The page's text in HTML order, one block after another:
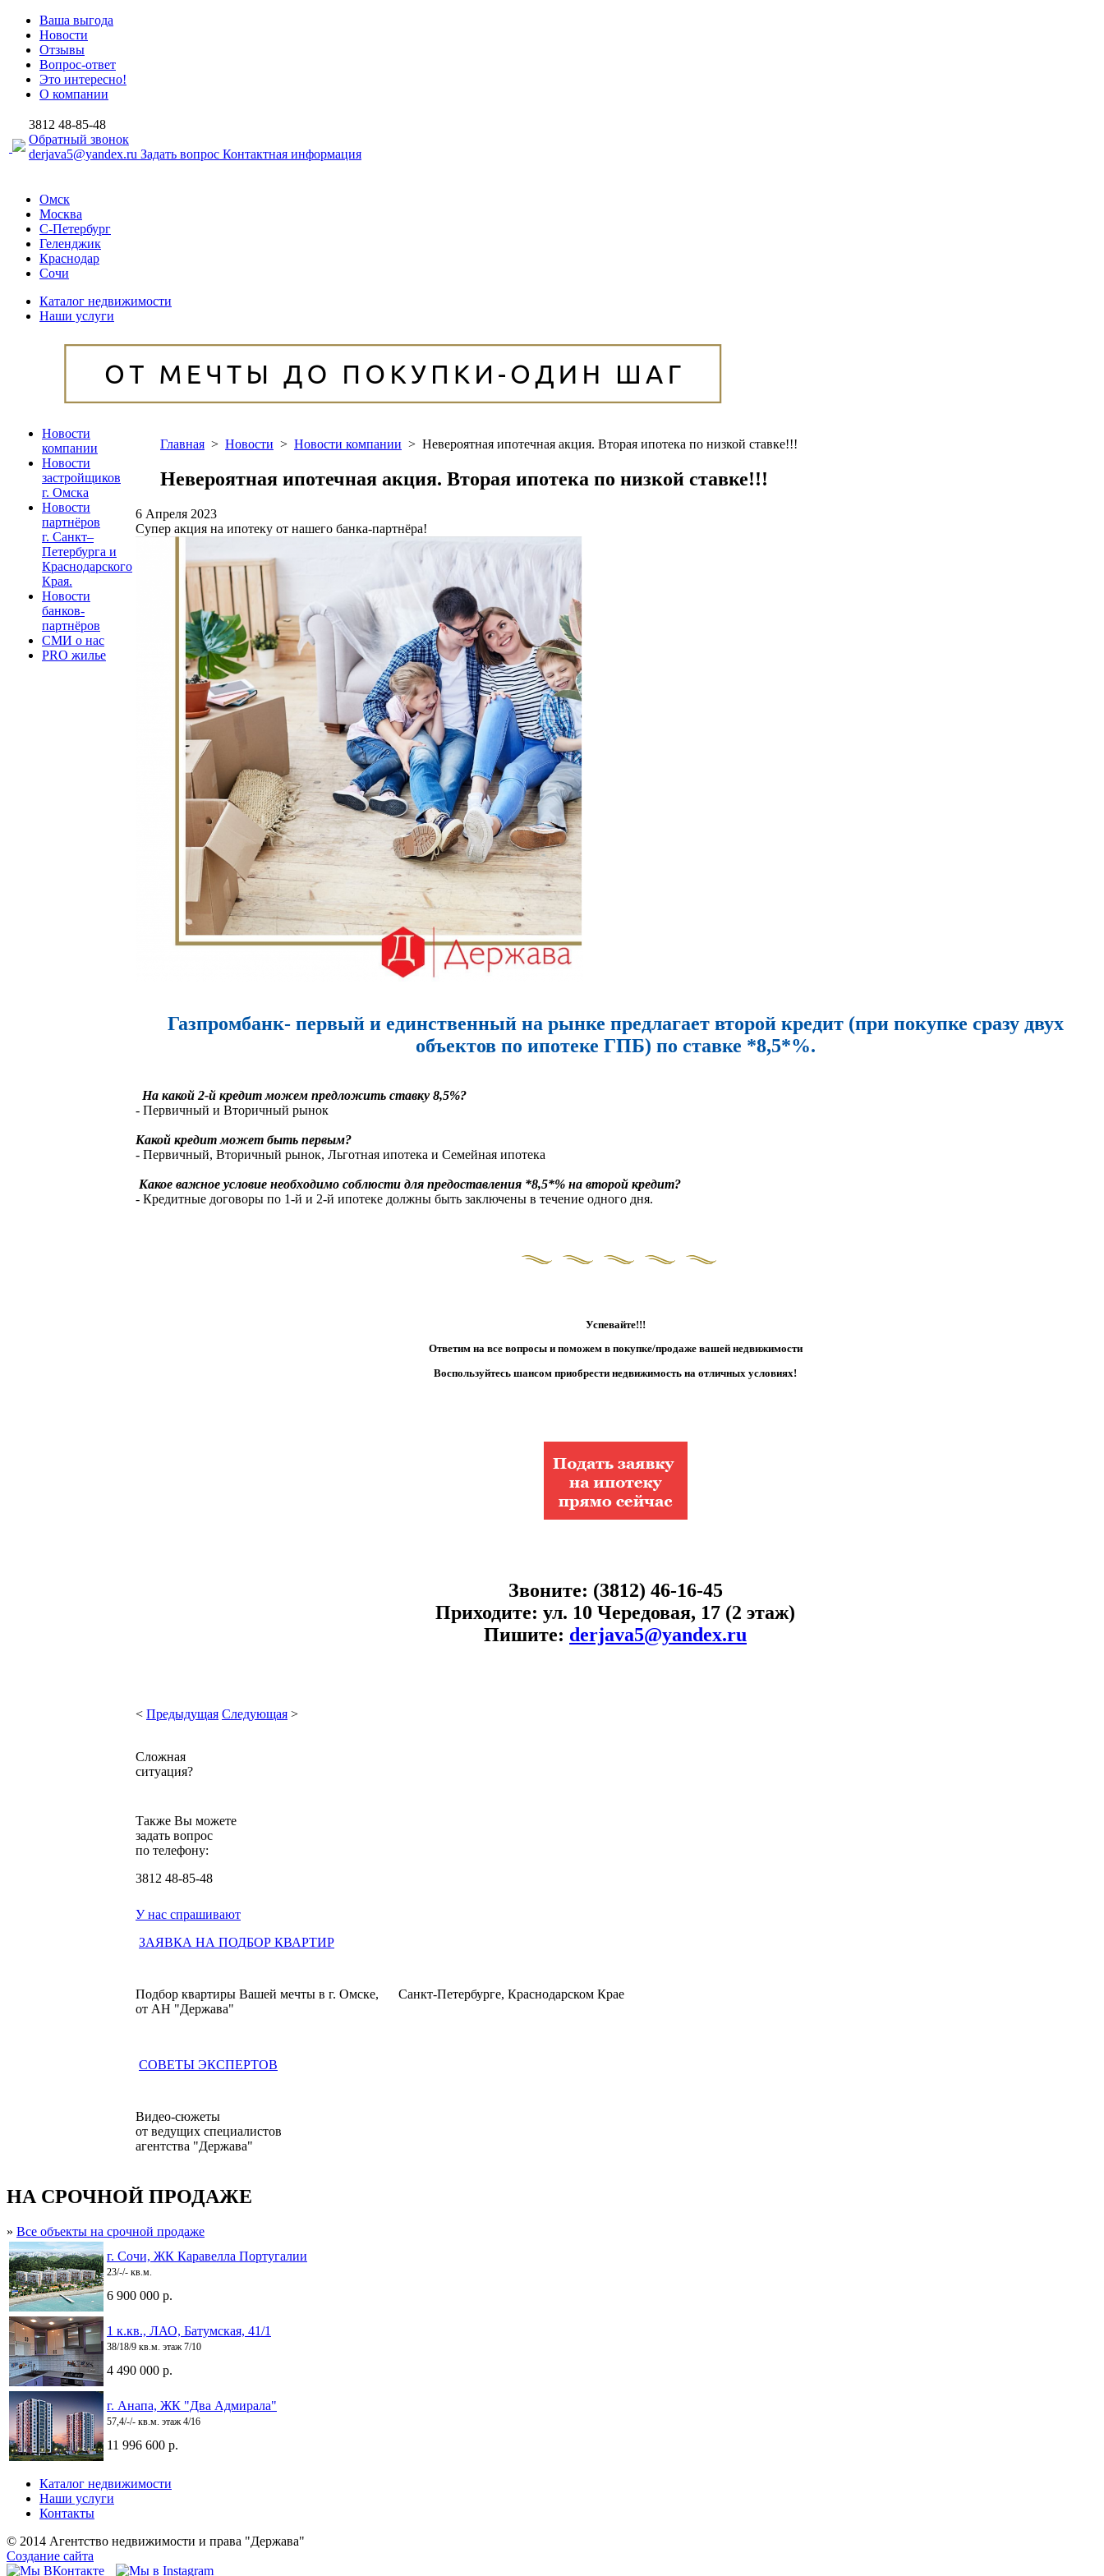
Ваша выгода
Новости
Отзывы
Вопрос-ответ
Это интересно!
О компании
3812 48-85-48
Обратный звонок
derjava5@yandex.ru Задать вопрос Контактная информация
Омск
Москва
С-Петербург
Геленджик
Краснодар
Сочи
Каталог недвижимости
Наши услуги
Новости
компании
Новости
застройщиков
г. Омска
Новости
партнёров
г. Санкт–
Петербурга и
Краснодарского
Края.
Новости
банков-
партнёров
СМИ о нас
PRO жилье
Главная > Новости > Новости компании > Невероятная ипотечная акция. Вторая ипотека по низкой ставке!!!
Невероятная ипотечная акция. Вторая ипотека по низкой ставке!!!
6 Апреля 2023
Супер акция на ипотеку от нашего банка-партнёра!
Газпромбанк- первый и единственный на рынке предлагает второй кредит (при покупке сразу двух
объектов по ипотеке ГПБ) по ставке *8,5*%.
На какой 2-й кредит можем предложить ставку 8,5%?
- Первичный и Вторичный рынок
Какой кредит может быть первым?
- Первичный, Вторичный рынок, Льготная ипотека и Семейная ипотека
Какое важное условие необходимо соблюсти для предоставления *8,5*% на второй кредит?
- Кредитные договоры по 1-й и 2-й ипотеке должны быть заключены в течение одного дня.
Успевайте!!!
Ответим на все вопросы и поможем в покупке/продаже вашей недвижимости
Воспользуйтесь шансом приобрести недвижимость на отличных условиях!
Звоните: (3812) 46-16-45
Приходите: ул. 10 Чередовая, 17 (2 этаж)
Пишите: derjava5@yandex.ru
< Предыдущая Следующая >
Сложная
ситуация?
Также Вы можете
задать вопрос
по телефону:
3812 48-85-48
У нас спрашивают
ЗАЯВКА НА ПОДБОР КВАРТИР
Подбор квартиры Вашей мечты в г. Омске, Санкт-Петербурге, Краснодарском Крае
от АН "Держава"
СОВЕТЫ ЭКСПЕРТОВ
Видео-сюжеты
от ведущих специалистов
агентства "Держава"
НА СРОЧНОЙ ПРОДАЖЕ
» Все объекты на срочной продаже
г. Сочи, ЖК Каравелла Португалии
23/-/- кв.м.
6 900 000 р.
1 к.кв., ЛАО, Батумская, 41/1
38/18/9 кв.м. этаж 7/10
4 490 000 р.
г. Анапа, ЖК "Два Адмирала"
57,4/-/- кв.м. этаж 4/16
11 996 600 р.
Каталог недвижимости
Наши услуги
Контакты
© 2014 Агентство недвижимости и права "Держава"
Создание сайта